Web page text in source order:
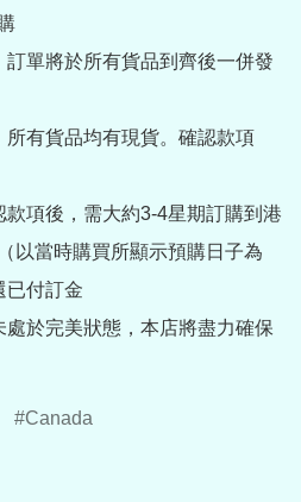
單將於所有貨品到齊後一併發
有貨品均有現貨。確認款項
項後，需大約3-4星期訂購到港
以當時購買所顯示預購日子為
已付訂金
於完美狀態，本店將盡力確保
Canada